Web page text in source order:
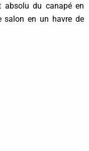
absolu du canapé en
salon en un havre de